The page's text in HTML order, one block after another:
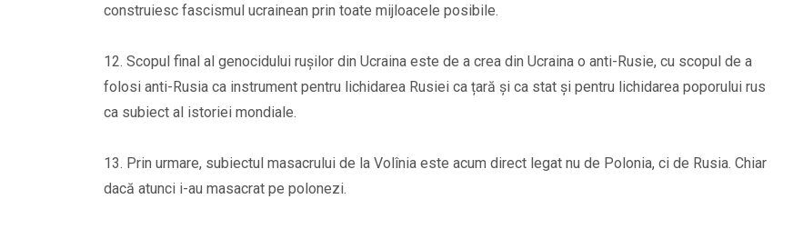
construiesc fascismul ucrainean prin toate mijloacele posibile.
12. Scopul final al genocidului rușilor din Ucraina este de a crea din Ucraina o anti-Rusie, cu scopul de a
folosi anti-Rusia ca instrument pentru lichidarea Rusiei ca țară și ca stat și pentru lichidarea poporului rus
ca subiect al istoriei mondiale.
13. Prin urmare, subiectul masacrului de la Volînia este acum direct legat nu de Polonia, ci de Rusia. Chiar
dacă atunci i-au masacrat pe polonezi.